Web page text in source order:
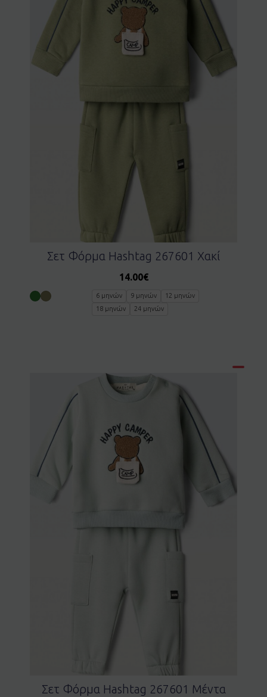
Σετ Φόρμα Hashtag 267601 Χακί
14.00€
6 μηνών 9 μηνών
12 μηνών
18 μηνών
24 μηνών
Σετ Φόρμα Hashtag 267601 Μέντα